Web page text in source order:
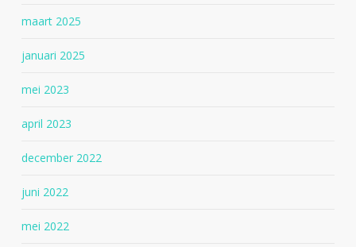
maart 2025
januari 2025
mei 2023
april 2023
december 2022
juni 2022
mei 2022